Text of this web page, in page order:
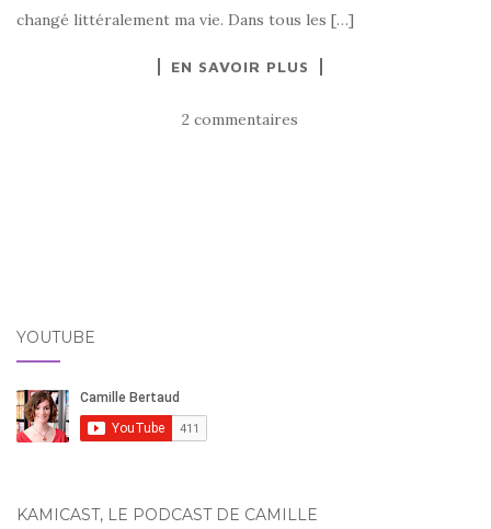
changé littéralement ma vie. Dans tous les […]
EN SAVOIR PLUS
2 commentaires
YOUTUBE
KAMICAST, LE PODCAST DE CAMILLE